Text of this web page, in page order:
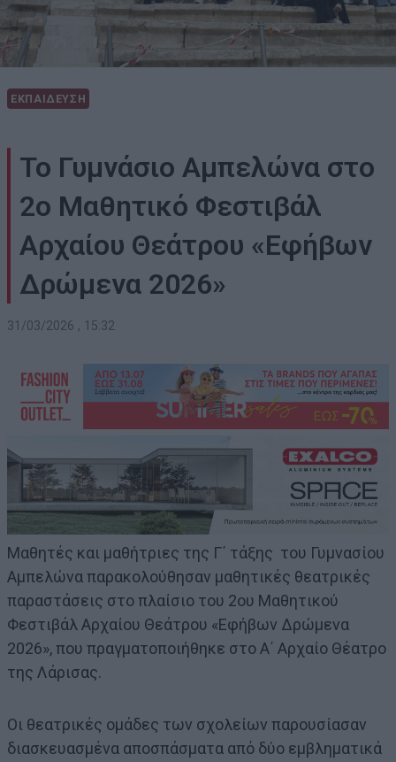
ΕΚΠΑΙΔΕΥΣΗ
Το Γυμνάσιο Αμπελώνα στο
2ο Μαθητικό Φεστιβάλ
Αρχαίου Θεάτρου «Εφήβων
Δρώμενα 2026»
31/03/2026 , 15:32
Mαθητές και μαθήτριες της Γ΄ τάξης του Γυμνασίου
Αμπελώνα παρακολούθησαν μαθητικές θεατρικές
παραστάσεις στο πλαίσιο του 2ου Μαθητικού
Φεστιβάλ Αρχαίου Θεάτρου «Εφήβων Δρώμενα
2026», που πραγματοποιήθηκε στο Α΄ Αρχαίο Θέατρο
της Λάρισας.
Οι θεατρικές ομάδες των σχολείων παρουσίασαν
διασκευασμένα αποσπάσματα από δύο εμβληματικά